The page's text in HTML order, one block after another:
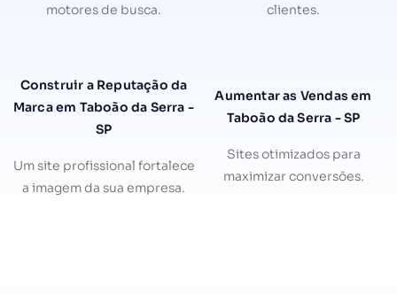
motores de busca.
clientes.
Construir a Reputação da
Marca em Taboão da Serra -
SP
Um site profissional fortalece
a imagem da sua empresa.
Aumentar as Vendas em
Taboão da Serra - SP
Sites otimizados para
maximizar conversões.